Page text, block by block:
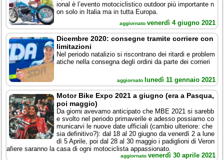
ional è l’evento motociclistico outdoor più importante n
on solo in Italia ma in tutta Europa.
aggiornato venerdì 4 giugno 2021
Dicembre 2020: consegne tramite corriere con
limitazioni
Nel periodo natalizio si riscontrano dei ritardi e problem
atiche nella consegna degli ordini da parte dei corrieri
aggiornato lunedì 11 gennaio 2021
Motor Bike Expo 2021 a giugno (era a Pasqua,
poi maggio)
Da giorni avevamo anticipato che MBE 2021 si sarebb
e svolto nel periodo primaverile e adesso possiamo co
municarvi le nuove date ufficiali (cambio ulteriore: che
sia definitivo?): dal 18 al 20 giugno da venerdì 2 a lune
dì 5 Aprile, poi dal 28 al 30 maggio i padiglioni di Veron
afiere saranno la casa di ogni motociclista appassionato.
aggiornato venerdì 30 aprile 2021